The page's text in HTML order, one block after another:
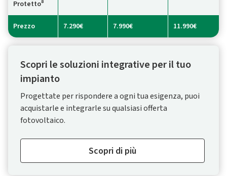
Protetto
Prezzo 7.290€ 7.990€ 11.990€
Scopri le soluzioni integrative per il tuo
impianto
Progettate per rispondere a ogni tua esigenza, puoi
acquistarle e integrarle su qualsiasi offerta
fotovoltaico.
Scopri di più